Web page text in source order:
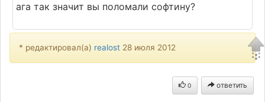
ага так значит вы поломали софтину?
* редактировал(а) realost 28 июля 2012
0 ответить